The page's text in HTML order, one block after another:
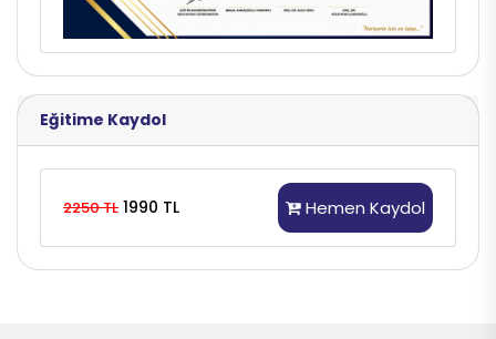
Eğitime Kaydol
2250 TL 1990 TL Hemen Kaydol